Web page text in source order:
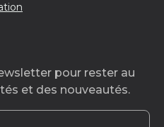
pour rester au
et des nouveautés.